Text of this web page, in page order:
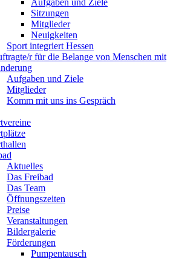
Aufgaben und Ziele
Sitzungen
Mitglieder
Neuigkeiten
Sport integriert Hessen
r für die Belange von Menschen mit
Aufgaben und Ziele
Mitglieder
Komm mit uns ins Gespräch
Aktuelles
Das Freibad
Das Team
Öffnungszeiten
Preise
Veranstaltungen
Bildergalerie
Förderungen
Pumpentausch